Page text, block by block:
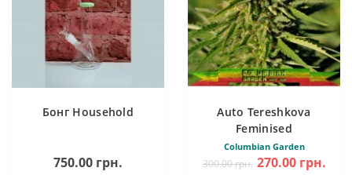
Бонг Household
750.00 грн.
Auto Tereshkova
Feminised
Columbian Garden
300.00 грн. 270.00 грн.